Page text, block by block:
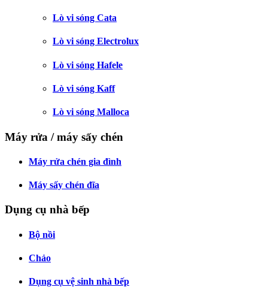
Lò vi sóng Cata
Lò vi sóng Electrolux
Lò vi sóng Hafele
Lò vi sóng Kaff
Lò vi sóng Malloca
Máy rửa / máy sấy chén
Máy rửa chén gia đình
Máy sấy chén đĩa
Dụng cụ nhà bếp
Bộ nồi
Chảo
Dụng cụ vệ sinh nhà bếp